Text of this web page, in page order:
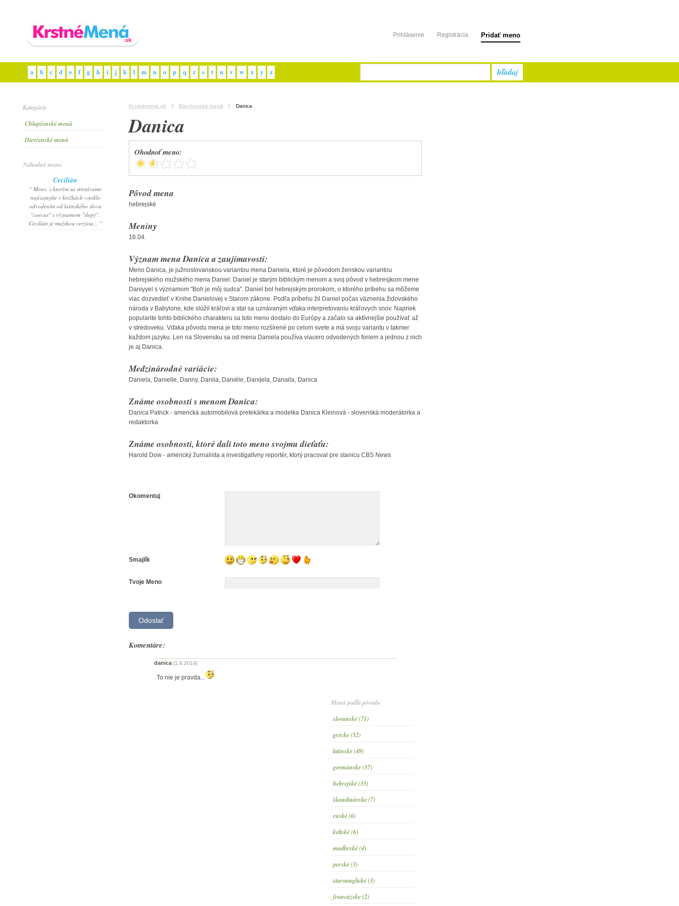
Prihlásenie Registrácia Pridať meno
a b c d e f g h i j k l m n o p q r s t u v w x y z hľadaj
Kategórie
Chlapčenské mená
Dievčenské mená
Náhodné meno
Cecilián
“ Meno, s ktorým sa stretávame
najčastejšie v knižkách vzniklo
odvodením od latinského slova
"caecus" s významom "slepý".
Cecilián je mužskou verziou... ”
Krstnémená.sk Dievčenské mená Danica
Danica
Ohodnoť meno:
Pôvod mena
hebrejské
Meniny
16.04.
Význam mena Danica a zaujímavosti:
Meno Danica, je južnoslovanskou variantou mena Daniela, ktoré je pôvodom ženskou variantou
hebrejského mužského mena Daniel. Daniel je starým biblickým menom a svoj pôvod v hebresjkom mene
Daniyyel s významom "Boh je môj sudca". Daniel bol hebrejským prorokom, o ktorého príbehu sa môžeme
viac dozvedieť v Knihe Danielovej v Starom zákone. Podľa príbehu žil Daniel počas väznenia židovského
národa v Babylone, kde slúžil kráľovi a stal sa uznávaným vďaka interpretovaniu kráľovych snov. Napriek
popularite tohto biblického charakteru sa toto meno dostalo do Európy a začalo sa aktívnejšie používať až
v stredoveku. Vďaka pôvodu mena je toto meno rozšírené po celom svete a má svoju variantu v takmer
každom jazyku. Len na Slovensku sa od mena Daniela používa viacero odvodených foriem a jednou z nich
je aj Danica.
Medzinárodné variácie:
Daniela, Danielle, Danny, Danila, Daniéle, Danijela, Danaila, Danica
Známe osobnosti s menom Danica:
Danica Patrick - americká automobilová pretekárka a modelka Danica Kleinová - slovenská moderátorka a
redaktorka
Známe osobnosti, ktoré dali toto meno svojmu dieťaťu:
Harold Dow - americký žurnalista a investigatívny reportér, ktorý pracoval pre stanicu CBS News
Okomentuj
Smajlík
Tvoje Meno
Komentáre:
danica [1.6.2014]
To nie je pravda...
Mená podľa pôvodu
slovanské (71)
grécke (52)
latinské (49)
germánske (37)
hebrejské (35)
škandinávske (7)
ruské (6)
keltské (6)
maďarské (4)
perské (3)
staroanglické (3)
francúzske (2)